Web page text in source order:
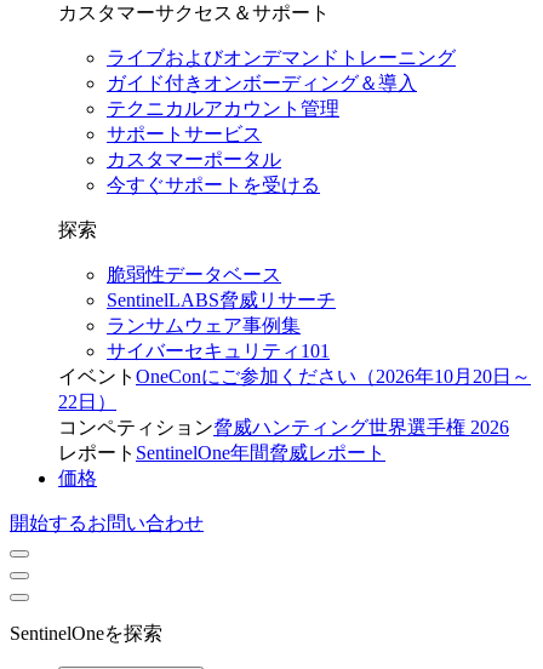
カスタマーサクセス＆サポート
ライブおよびオンデマンドトレーニング
ガイド付きオンボーディング＆導入
テクニカルアカウント管理
サポートサービス
カスタマーポータル
今すぐサポートを受ける
探索
脆弱性データベース
SentinelLABS脅威リサーチ
ランサムウェア事例集
サイバーセキュリティ101
イベント OneConにご参加ください（2026年10月20日～
22日）
コンペティション脅威ハンティング世界選手権 2026
レポート SentinelOne年間脅威レポート
価格
開始するお問い合わせ
SentinelOneを探索